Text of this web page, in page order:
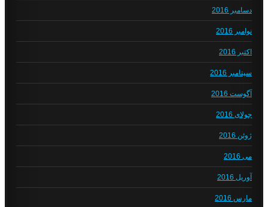
دسامبر 2016
نوامبر 2016
اکتبر 2016
سپتامبر 2016
آگوست 2016
جولای 2016
ژوئن 2016
می 2016
آوریل 2016
مارس 2016